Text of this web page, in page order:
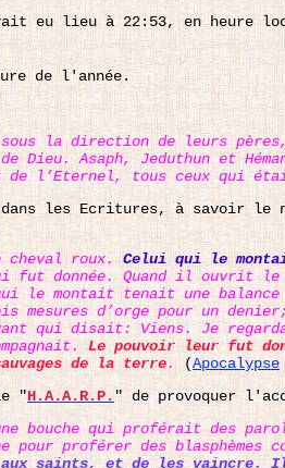
eu lieu à 22:53, en heure
de l'année.
la direction de leurs
Dieu. Asaph, Jeduthun et
de l’Eternel, tous ceux qui
dans les Ecritures, à savoir
roux. Celui qui le
fut donnée. Quand il ouvrit
le montait tenait une
mesures d’orge pour un
qui disait: Viens. Je
Le pouvoir leur fut
de la terre. (Apocalypse
"H.A.A.R.P. " de provoquer
bouche qui proférait des
proférer des blasphèmes
aux saints, et de les vaincre.